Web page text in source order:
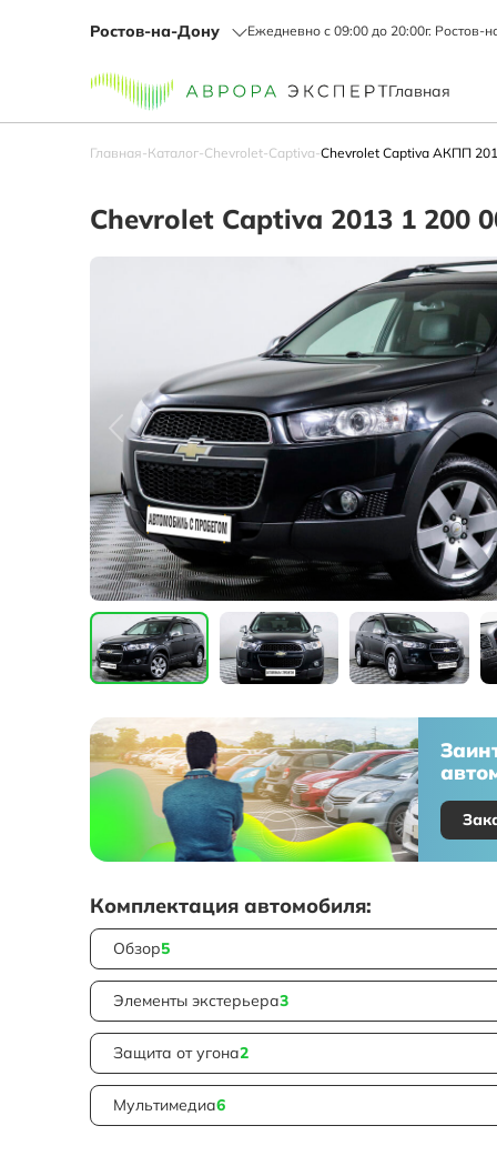
Ростов-на-Дону Ежедневно с 09:00 до 20:00г. Ростов-
Главная
Главная-Каталог-Chevrolet-Captiva-Chevrolet Captiva АКПП
Chevrolet Captiva 2013 1 200
Комплектация автомобиля:
Обзор5
Элементы экстерьера3
Защита от угона2
Мультимедиа6